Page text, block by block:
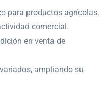
para productos agrícolas.
comercial.
en venta de
ampliando su